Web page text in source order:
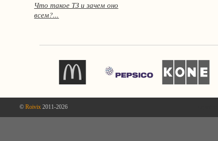
Что такое ТЗ и зачем оно
всем?...
©Roivix 2011-2026